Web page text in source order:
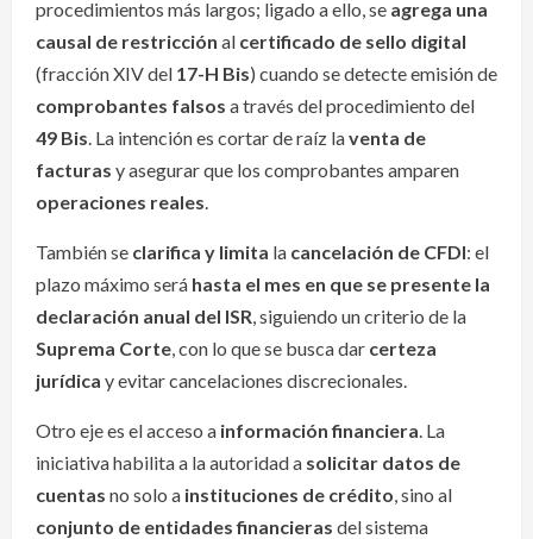
procedimientos más largos; ligado a ello, se agrega una
causal de restricción al certificado de sello digital
(fracción XIV del 17-H Bis) cuando se detecte emisión de
comprobantes falsos a través del procedimiento del
49 Bis. La intención es cortar de raíz laventa de
facturas y asegurar que los comprobantes amparen
operaciones reales.
También se clarifica y limita la cancelación de CFDI: el
plazo máximo será hasta el mes en que se presente la
declaración anual del ISR, siguiendo un criterio de la
Suprema Corte, con lo que se busca dar certeza
jurídica y evitar cancelaciones discrecionales.
Otro eje es el acceso a información financiera. La
iniciativa habilita a la autoridad a solicitar datos de
cuentas no solo a instituciones de crédito, sino al
conjunto de entidades financieras del sistema